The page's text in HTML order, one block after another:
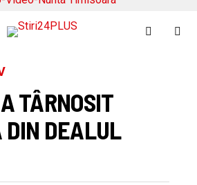
TÂRNOSIT
DIN DEALUL